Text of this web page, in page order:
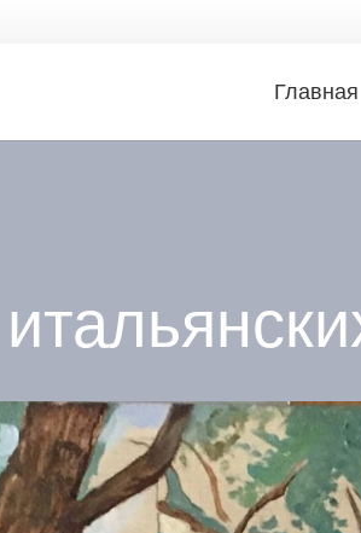
Главная